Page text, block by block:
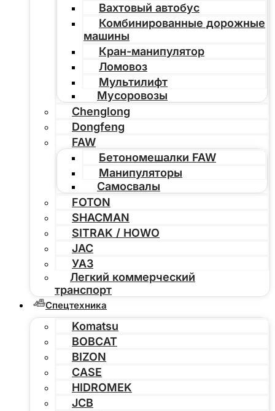
Вахтовый автобус
Комбинированные дорожные
машины
Кран-манипулятор
Ломовоз
Мультилифт
Мусоровозы
Chenglong
Dongfeng
FAW
Бетономешалки FAW
Манипуляторы
Самосвалы
FOTON
SHACMAN
SITRAK / HOWO
JAC
УАЗ
Легкий коммерческий
транспорт
Спецтехника
Komatsu
BOBCAT
BIZON
CASE
HIDROMEK
JCB